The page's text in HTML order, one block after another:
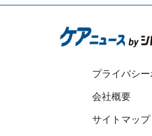
プライバシ
会社概要
サイトマップ